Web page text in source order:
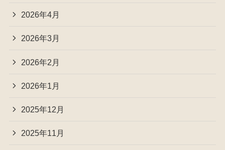
2026年4月
2026年3月
2026年2月
2026年1月
2025年12月
2025年11月